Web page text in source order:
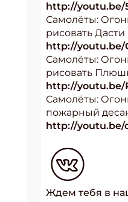
http://youtu.be/
Самолёты:
рисовать Дасти
http://youtu.be/
Самолёты:
рисовать
http://youtu.be/
Самолёты:
пожарный
http://youtu.be/
Ждем тебя в